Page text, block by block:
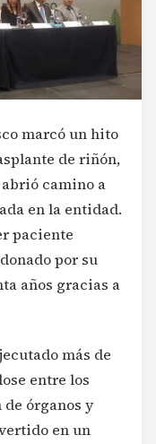
marcó un hito
de riñón,
camino a
en la entidad.
paciente
por su
años gracias a
más de
entre los
órganos y
en un